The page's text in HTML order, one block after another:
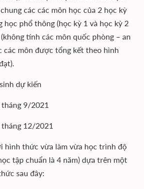
các các môn học của 2 học kỳ
học phổ thông (học kỳ 1 và học kỳ 2
tính các môn quốc phòng – an
các môn được tổng kết theo hình
dự kiến
9/2021
12/2021
hình thức vừa làm vừa học trình độ
tập chuẩn là 4 năm) dựa trên một
sau đây: